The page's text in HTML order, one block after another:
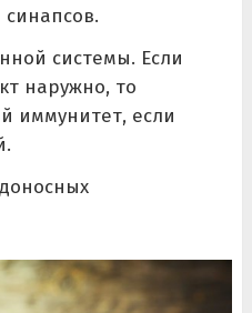
системы. Если
наружно, то
иммунитет, если